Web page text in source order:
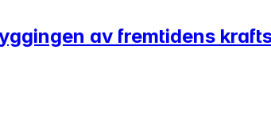
av fremtidens